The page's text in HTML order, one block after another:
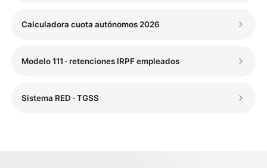
Calculadora cuota autónomos 2026
Modelo 111 · retenciones IRPF empleados
Sistema RED · TGSS